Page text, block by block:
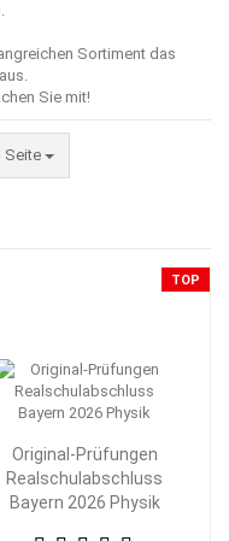
Sortiment das
Sie mit!
Seite
TOP
Original-Prüfungen
Realschulabschluss
Bayern 2026 Physik